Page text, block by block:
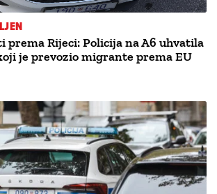
prema Rijeci: Policija na A6 uhvatila
je prevozio migrante prema EU